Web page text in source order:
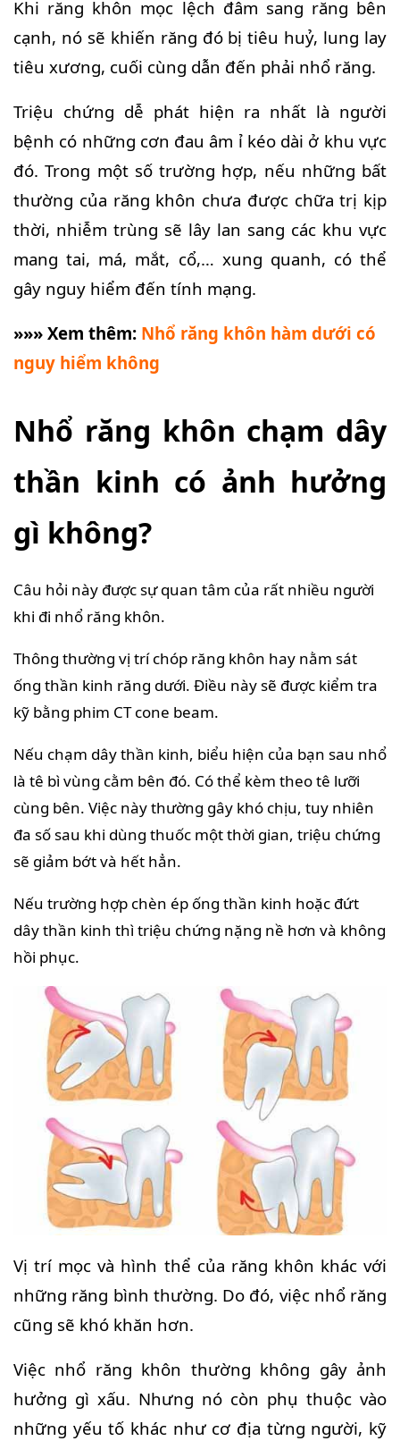
Khi răng khôn mọc lệch đâm sang răng bên
cạnh, nó sẽ khiến răng đó bị tiêu huỷ, lung lay
tiêu xương, cuối cùng dẫn đến phải nhổ răng.
Triệu chứng dễ phát hiện ra nhất là người
bệnh có những cơn đau âm ỉ kéo dài ở khu vực
đó. Trong một số trường hợp, nếu những bất
thường của răng khôn chưa được chữa trị kịp
thời, nhiễm trùng sẽ lây lan sang các khu vực
mang tai, má, mắt, cổ,… xung quanh, có thể
gây nguy hiểm đến tính mạng.
»»» Xem thêm: Nhổ răng khôn hàm dưới có
nguy hiểm không
Nhổ răng khôn chạm dây
thần kinh có ảnh hưởng
gì không?
Câu hỏi này được sự quan tâm của rất nhiều người
khi đi nhổ răng khôn.
Thông thường vị trí chóp răng khôn hay nằm sát
ống thần kinh răng dưới. Điều này sẽ được kiểm tra
kỹ bằng phim CT cone beam.
Nếu chạm dây thần kinh, biểu hiện của bạn sau nhổ
là tê bì vùng cằm bên đó. Có thể kèm theo tê lưỡi
cùng bên. Việc này thường gây khó chịu, tuy nhiên
đa số sau khi dùng thuốc một thời gian, triệu chứng
sẽ giảm bớt và hết hẳn.
Nếu trường hợp chèn ép ống thần kinh hoặc đứt
dây thần kinh thì triệu chứng nặng nề hơn và không
hồi phục.
Vị trí mọc và hình thể của răng khôn khác với
những răng bình thường. Do đó, việc nhổ răng
cũng sẽ khó khăn hơn.
Việc nhổ răng khôn thường không gây ảnh
hưởng gì xấu. Nhưng nó còn phụ thuộc vào
những yếu tố khác như cơ địa từng người, kỹ